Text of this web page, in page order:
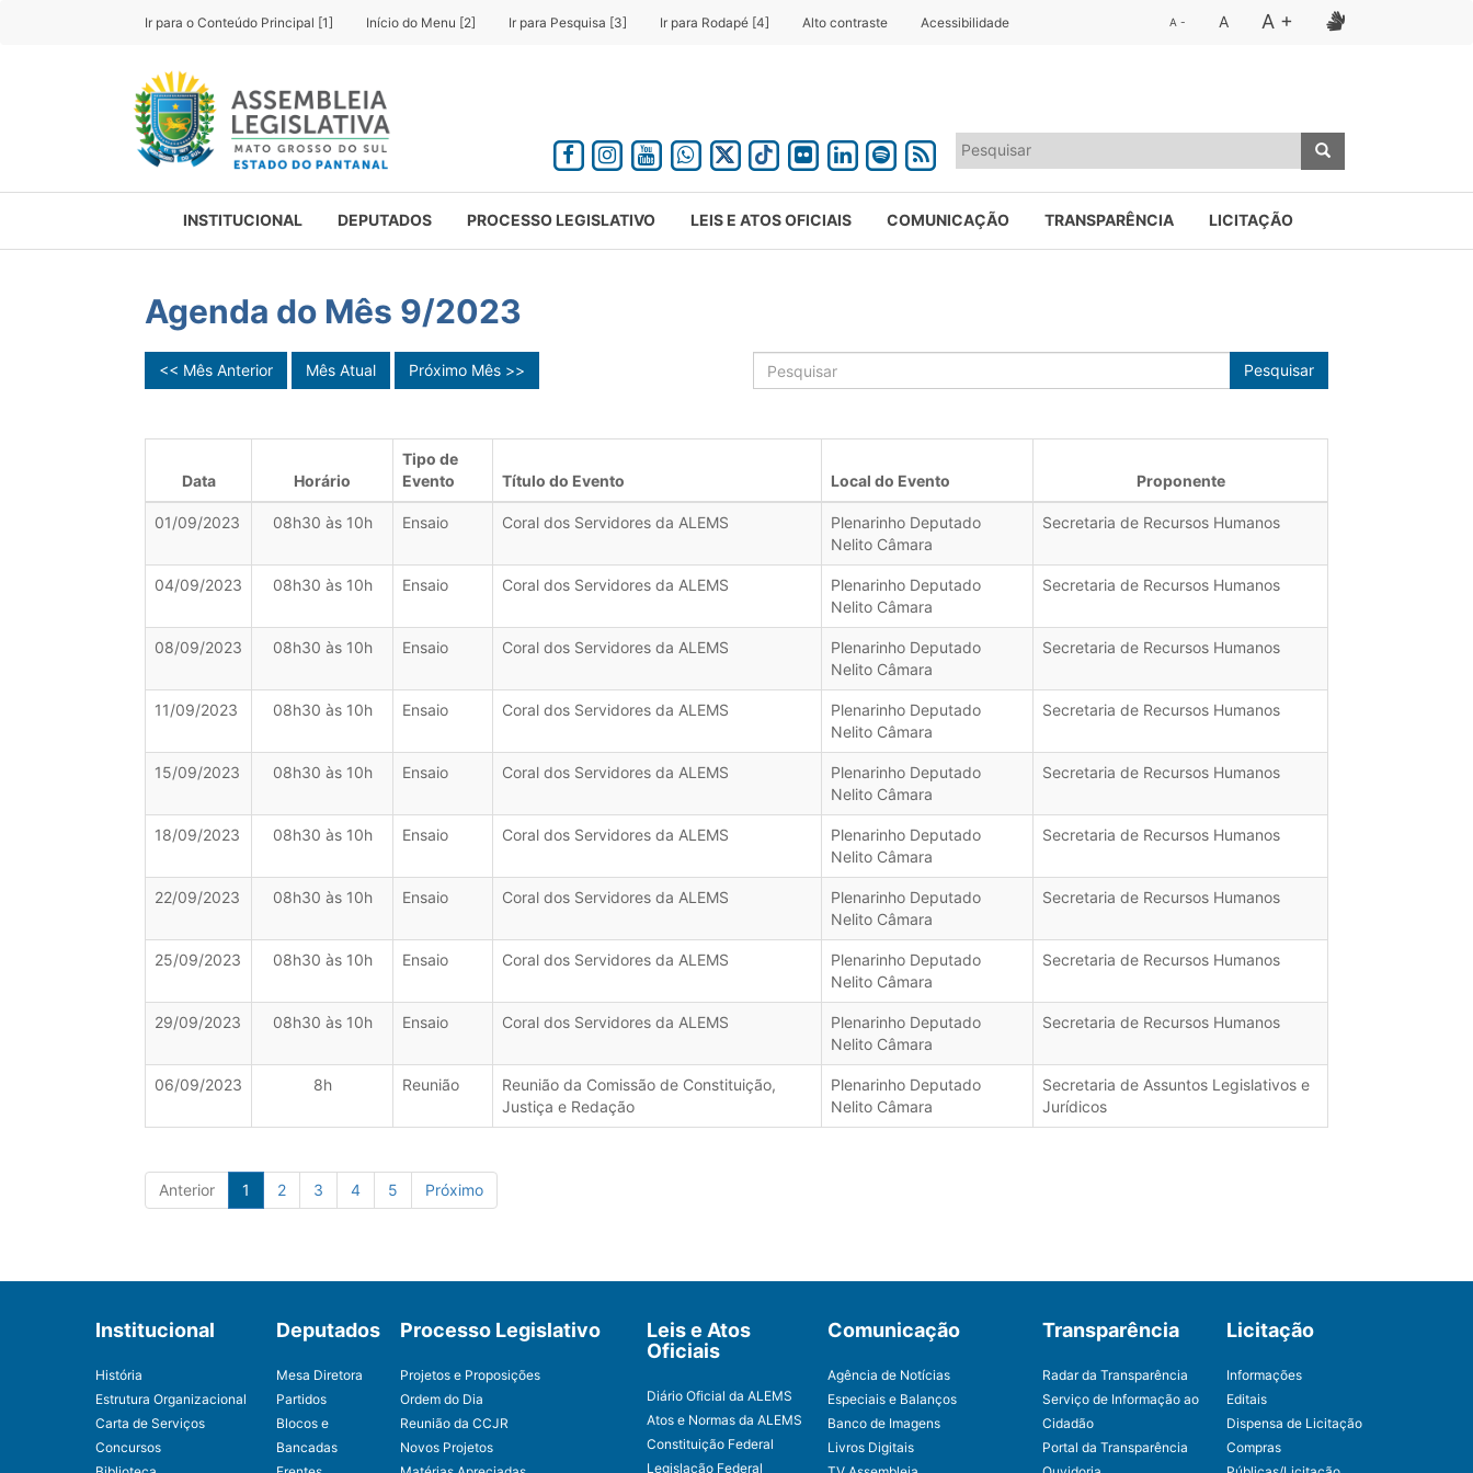
Ir para o Conteúdo Principal [1] Início do Menu [2] Ir para Pesquisa [3] Ir para Rodapé [4] Alto contraste Acessibilidade A - A A +
INSTITUCIONAL DEPUTADOS PROCESSO LEGISLATIVO LEIS E ATOS OFICIAIS COMUNICAÇÃO TRANSPARÊNCIA LICITAÇÃO
Agenda do Mês 9/2023
Pesquisar
<< Mês Anterior Mês Atual Próximo Mês >>
Data Horário
Tipo de
Evento
Título do Evento Local do Evento Proponente
01/09/2023 08h30 às 10h Ensaio Coral dos Servidores da ALEMS
Plenarinho Deputado
Nelito Câmara
Secretaria de Recursos Humanos
04/09/2023 08h30 às 10h Ensaio Coral dos Servidores da ALEMS
Plenarinho Deputado
Nelito Câmara
Secretaria de Recursos Humanos
08/09/2023 08h30 às 10h Ensaio Coral dos Servidores da ALEMS
Plenarinho Deputado
Nelito Câmara
Secretaria de Recursos Humanos
11/09/2023 08h30 às 10h Ensaio Coral dos Servidores da ALEMS
Plenarinho Deputado
Nelito Câmara
Secretaria de Recursos Humanos
15/09/2023 08h30 às 10h Ensaio Coral dos Servidores da ALEMS
Plenarinho Deputado
Nelito Câmara
Secretaria de Recursos Humanos
18/09/2023 08h30 às 10h Ensaio Coral dos Servidores da ALEMS
Plenarinho Deputado
Nelito Câmara
Secretaria de Recursos Humanos
22/09/2023 08h30 às 10h Ensaio Coral dos Servidores da ALEMS
Plenarinho Deputado
Nelito Câmara
Secretaria de Recursos Humanos
25/09/2023 08h30 às 10h Ensaio Coral dos Servidores da ALEMS
Plenarinho Deputado
Nelito Câmara
Secretaria de Recursos Humanos
29/09/2023 08h30 às 10h Ensaio Coral dos Servidores da ALEMS
Plenarinho Deputado
Nelito Câmara
Secretaria de Recursos Humanos
06/09/2023 8h Reunião
Reunião da Comissão de Constituição,
Justiça e Redação
Plenarinho Deputado
Nelito Câmara
Secretaria de Assuntos Legislativos e
Jurídicos
Anterior 1 2 3 4 5 Próximo
Institucional
História
Estrutura Organizacional
Carta de Serviços
Concursos
Deputados
Mesa Diretora
Partidos
Blocos e
Bancadas
Processo Legislativo
Projetos e Proposições
Ordem do Dia
Reunião da CCJR
Novos Projetos
Leis e Atos
Oficiais
Diário Oficial da ALEMS
Atos e Normas da ALEMS
Constituição Federal
Legislação Federal
Comunicação
Agência de Notícias
Especiais e Balanços
Banco de Imagens
Livros Digitais
Transparência
Radar da Transparência
Serviço de Informação ao
Cidadão
Portal da Transparência
Licitação
Informações
Editais
Dispensa de Licitação
Compras